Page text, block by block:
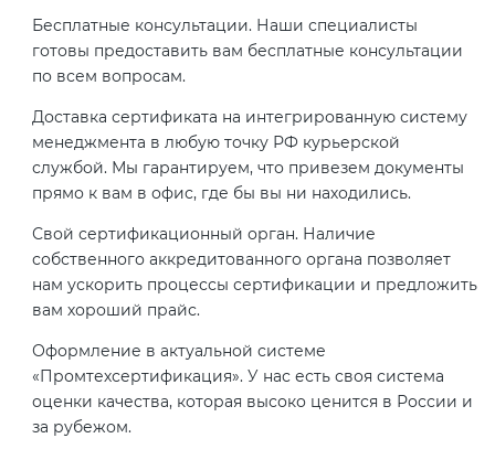
Бесплатные консультации. Наши специалисты
готовы предоставить вам бесплатные консультации
по всем вопросам.
Доставка сертификата на интегрированную систему
менеджмента в любую точку РФ курьерской
службой. Мы гарантируем, что привезем документы
прямо к вам в офис, где бы вы ни находились.
Свой сертификационный орган. Наличие
собственного аккредитованного органа позволяет
нам ускорить процессы сертификации и предложить
вам хороший прайс.
Оформление в актуальной системе
«Промтехсертификация». У нас есть своя система
оценки качества, которая высоко ценится в России и
за рубежом.